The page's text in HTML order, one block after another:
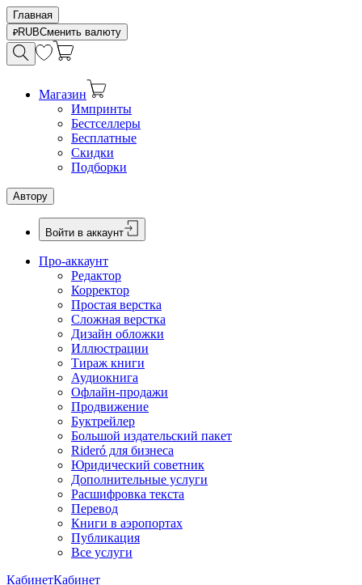
Главная
RUBСменить валюту
Магазин
Импринты
Бестселлеры
Бесплатные
Скидки
Подборки
Автору
Войти в аккаунт
Про-аккаунт
Редактор
Корректор
Простая верстка
Сложная верстка
Дизайн обложки
Иллюстрации
Тираж книги
Аудиокнига
Офлайн-продажи
Продвижение
Буктрейлер
Большой издательский пакет
Rideró для бизнеса
Юридический советник
Дополнительные услуги
Расшифровка текста
Перевод
Книги в аэропортах
Публикация
Все услуги
КабинетКабинет